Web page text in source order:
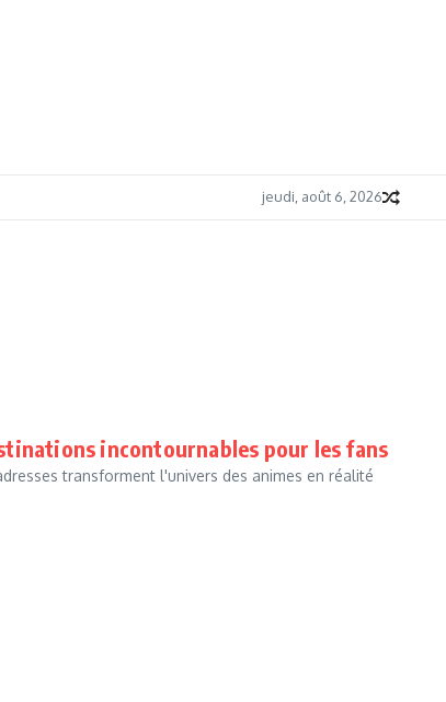
jeudi, août 6, 2026
incontournables pour les fans
transforment l'univers des animes en réalité